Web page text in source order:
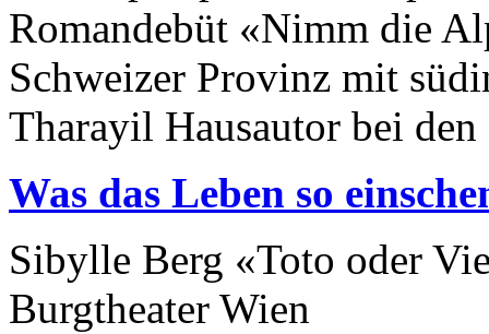
Romandebüt «Nimm die
Schweizer Provinz mit
Tharayil Hausautor bei
Was das Leben so
Sibylle Berg «Toto oder
Burgtheater Wien